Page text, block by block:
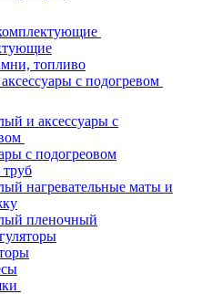
топливо
с подогревом
и аксессуары с
с подогреовом
нагревательные маты и
пленочный